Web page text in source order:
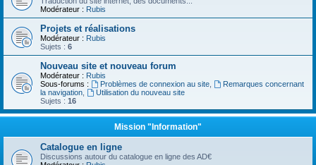
Modérateur : Rubis
Projets et réalisations
Modérateur : Rubis
Sujets : 6
Nouveau site et nouveau forum
Modérateur : Rubis
Sous-forums :
Problèmes de connexion au site,
Remarques concernant
la navigation
Utilisation du nouveau site
Sujets : 16
Mission "Information"
Catalogue en ligne
Discussions autour du catalogue en ligne des AD€